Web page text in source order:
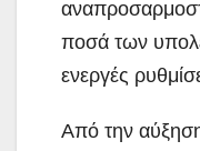
ποσά των
ενεργές
Από την